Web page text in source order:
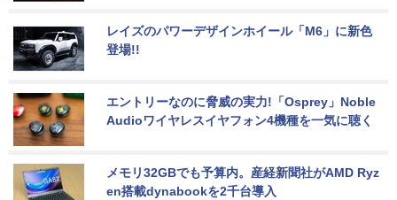
レイズのパワーデザインホイール「M6」に新色
登場!!
エントリーなのに脅威の実力!「Osprey」Noble
Audioワイヤレスイヤフォン4機種を一気に聴く
メモリ32GBでも予算内。産経新聞社がAMD Ryz
en搭載dynabookを2千台導入